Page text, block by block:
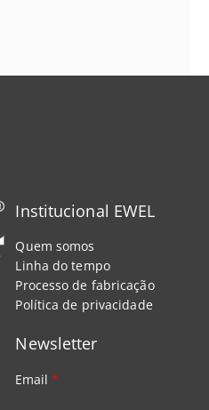
Institucional EWEL
Quem somos
Linha do tempo
Processo de fabricação
Política de privacidade
Newsletter
Email*